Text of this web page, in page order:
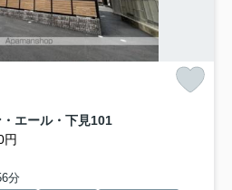
エール・下見101
円
分